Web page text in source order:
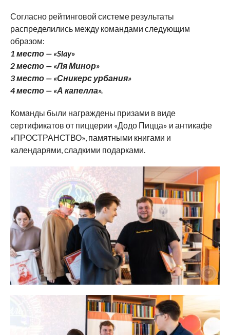
Согласно рейтинговой системе результаты
распределились между командами следующим
образом:
1 место — «Slay»
2 место — «Ля Минор»
3 место — «Сникерс урбания»
4 место — «А капелла».
Команды были награждены призами в виде
сертификатов от пиццерии «Додо Пицца» и антикафе
«ПРОСТРАНСТВО», памятными книгами и
календарями, сладкими подарками.